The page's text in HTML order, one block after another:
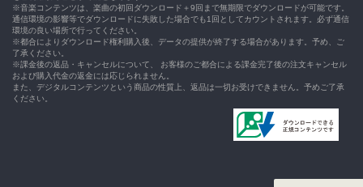
※音楽コンテンツは、楽曲の初回ダウンロード＋9回まで無期限でダウンロードが可能です。
通信環境の影響等でダウンロードに失敗した場合でも1回としてカウントされます。必ず通信
環境の良い場所で行ってください。
※都合によりダウンロード権利購入後、データの提供が終了する場合があります。予め、ご
了承ください。
※課金後の返品・キャンセルについて、 お客様のご都合による課金完了後の注文キャンセル
および購入代金の返金には応じられません。
また、デジタルコンテンツという商品の性質上、返品は一切お受けできません。予めご了承
ください。